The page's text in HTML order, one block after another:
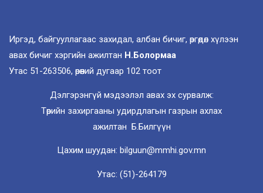
Иргэд, байгууллагаас захидал, албан бичиг, өргөдөл хүлээн
авах бичиг хэргийн ажилтан Н.Болормаа
Утас 51-263506, өрөөний дугаар 102 тоот
Дэлгэрэнгүй мэдээлэл авах эх сурвалж:
Төрийн захиргааны удирдлагын газрын ахлах
ажилтан Б.Билгүүн
Цахим шуудан: bilguun@mmhi.gov.mn
Утас: (51)-264179